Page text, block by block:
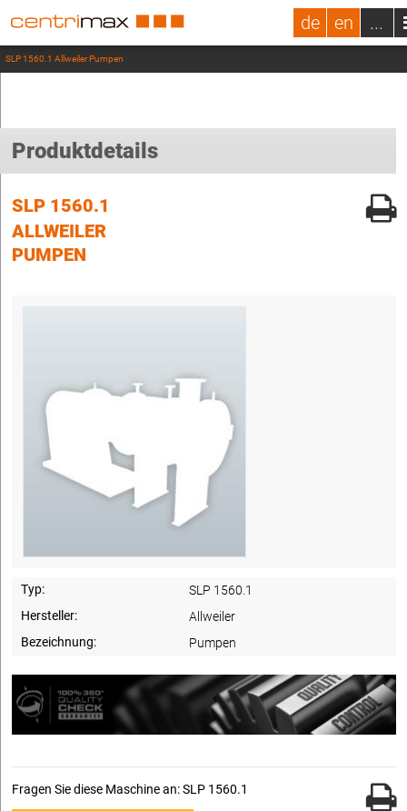
de en ...
SLP 1560.1 Allweiler Pumpen
Produktdetails
SLP 1560.1
ALLWEILER
PUMPEN
Typ:
SLP 1560.1
Hersteller:
Allweiler
Bezeichnung:
Pumpen
Fragen Sie diese Maschine an: SLP 1560.1